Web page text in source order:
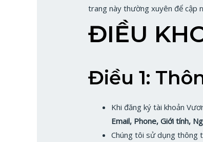
trang này thường xuyên để cập
ĐIỀU
Điều 1:
Khi đăng ký tài khoản
Email, Phone, Giới tính,
Chúng tôi sử dụng thông